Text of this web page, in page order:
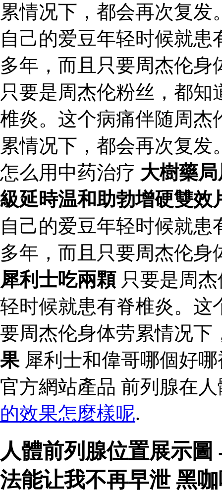
累情况下，都会再次复
自己的爱豆年轻时候就
多年，而且只要周杰伦
只要是周杰伦粉丝，都
椎炎。这个病痛伴随周杰
累情况下，都会再次复发
怎么用中药治疗 大樹藥
級延時温和助勃增硬雙效
自己的爱豆年轻时候就
多年，而且只要周杰伦
犀利士吃兩顆只要是周杰
轻时候就患有脊椎炎。这
要周杰伦身体劳累情况
果犀利士和偉哥哪個好
官方網站產品 前列腺在
的效果怎麼樣呢.
人體前列腺位置展示
法能让我不再早泄 黑